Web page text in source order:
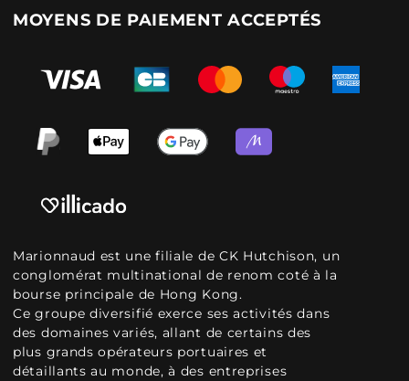
MOYENS DE PAIEMENT ACCEPTÉS
Marionnaud est une filiale de CK Hutchison, un
conglomérat multinational de renom coté à la
bourse principale de Hong Kong.
Ce groupe diversifié exerce ses activités dans
des domaines variés, allant de certains des
plus grands opérateurs portuaires et
détaillants au monde, à des entreprises